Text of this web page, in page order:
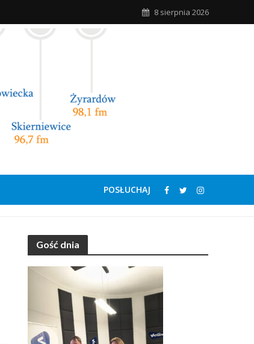
8 sierpnia 2026
POSŁUCHAJ
Gość dnia